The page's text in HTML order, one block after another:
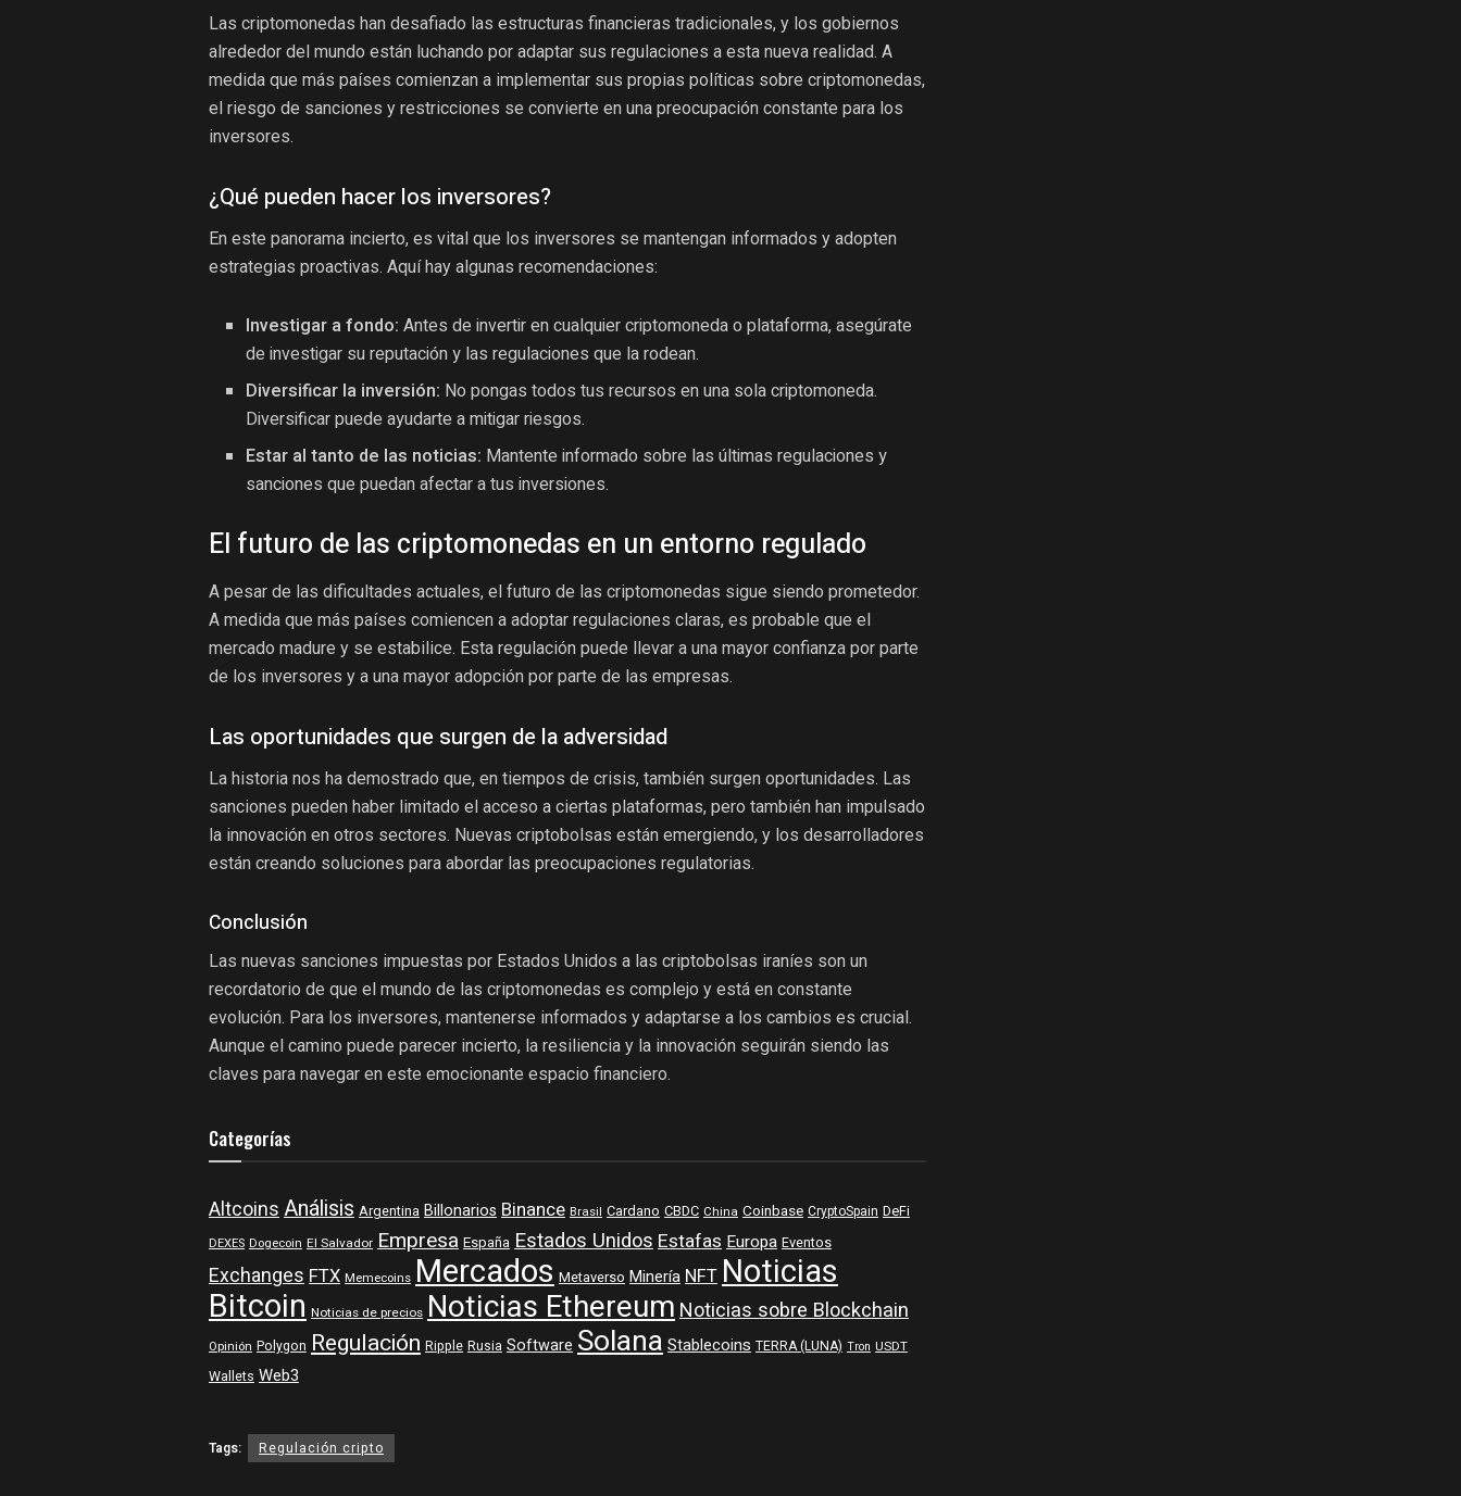
Las criptomonedas han desafiado las estructuras financieras tradicionales, y los gobiernos
alrededor del mundo están luchando por adaptar sus regulaciones a esta nueva realidad. A
medida que más países comienzan a implementar sus propias políticas sobre criptomonedas,
el riesgo de sanciones y restricciones se convierte en una preocupación constante para los
inversores.
¿Qué pueden hacer los inversores?
En este panorama incierto, es vital que los inversores se mantengan informados y adopten
estrategias proactivas. Aquí hay algunas recomendaciones:
Investigar a fondo: Antes de invertir en cualquier criptomoneda o plataforma, asegúrate
de investigar su reputación y las regulaciones que la rodean.
Diversificar la inversión: No pongas todos tus recursos en una sola criptomoneda.
Diversificar puede ayudarte a mitigar riesgos.
Estar al tanto de las noticias: Mantente informado sobre las últimas regulaciones y
sanciones que puedan afectar a tus inversiones.
El futuro de las criptomonedas en un entorno regulado
A pesar de las dificultades actuales, el futuro de las criptomonedas sigue siendo prometedor.
A medida que más países comiencen a adoptar regulaciones claras, es probable que el
mercado madure y se estabilice. Esta regulación puede llevar a una mayor confianza por parte
de los inversores y a una mayor adopción por parte de las empresas.
Las oportunidades que surgen de la adversidad
La historia nos ha demostrado que, en tiempos de crisis, también surgen oportunidades. Las
sanciones pueden haber limitado el acceso a ciertas plataformas, pero también han impulsado
la innovación en otros sectores. Nuevas criptobolsas están emergiendo, y los desarrolladores
están creando soluciones para abordar las preocupaciones regulatorias.
Conclusión
Las nuevas sanciones impuestas por Estados Unidos a las criptobolsas iraníes son un
recordatorio de que el mundo de las criptomonedas es complejo y está en constante
evolución. Para los inversores, mantenerse informados y adaptarse a los cambios es crucial.
Aunque el camino puede parecer incierto, la resiliencia y la innovación seguirán siendo las
claves para navegar en este emocionante espacio financiero.
Categorías
AltcoinsAnálisis Argentina BillonariosBinance Brasil Cardano CBDC China Coinbase CryptoSpain DeFi
DEXES Dogecoin El Salvador Empresa España Estados UnidosEstafasEuropa Eventos
ExchangesFTX Memecoins Mercados Metaverso MineríaNFTNoticias
Bitcoin Noticias de precios Noticias EthereumNoticias sobre Blockchain
Opinión Polygon Regulación Ripple Rusia SoftwareSolanaStablecoins TERRA (LUNA) Tron USDT
Wallets Web3
Tags: Regulación cripto